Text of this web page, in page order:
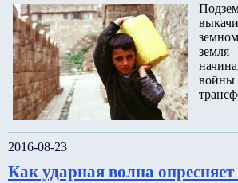
войны
2016-08-23
Как ударная волна опресняет